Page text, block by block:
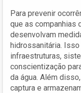
Para prevenir
que as companhias
desenvolvam
hidrossanitária. Isso
infraestruturas,
conscientização
da água. Além
captura e